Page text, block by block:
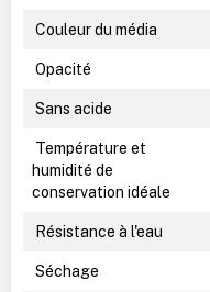
Couleur du média
Opacité
Sans acide
Température et
humidité de
conservation idéale
Résistance à l'eau
Séchage